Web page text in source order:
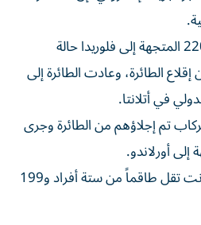
وأعلن أفراد طاقم الرحلة 2204 المتجهة إلى ⁠فلوريدا حالة
الطائرة، وعادت ​الطائرة ‌إلى
‌في أتلانتا.
‌تم إجلاؤهم ‌من الطائرة ⁠وجرى
أورلاندو.
وقالت "دلتا": إن ⁠الطائرة كانت ​تقل طاقماً من ستة أفراد و199